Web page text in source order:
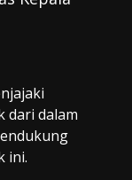
dari dalam
ini.